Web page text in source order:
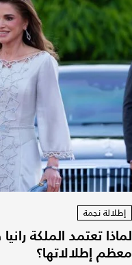
إطلالة نجمة
لماذا تعتمد الملكة
معظم إطلالاتها؟